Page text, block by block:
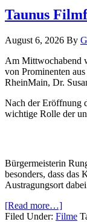
Taunus
August 6, 2026 By
Am Mittwochabend
von Prominenten
RheinMain, Dr.
Nach der Eröffnung
wichtige Rolle der
Bürgermeisterin
besonders, dass
Austragungsort
[Read more…]
Filed Under: Filme